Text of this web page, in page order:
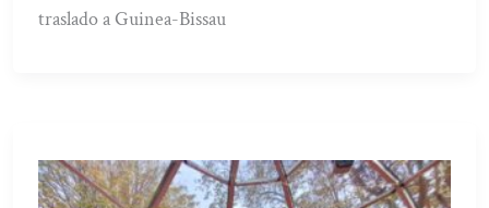
traslado a Guinea-Bissau